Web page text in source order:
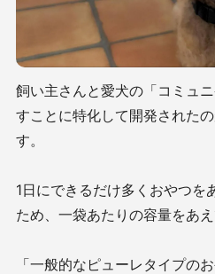
飼い主さんと愛犬の「コミュ
すことに特化して開発された
す。
1日にできるだけ多くおやつを
ため、一袋あたりの容量をあ
「一般的なピューレタイプの